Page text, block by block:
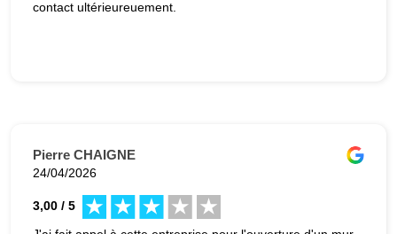
contact ultérieureuement.
Pierre CHAIGNE
24/04/2026
3,00 / 5